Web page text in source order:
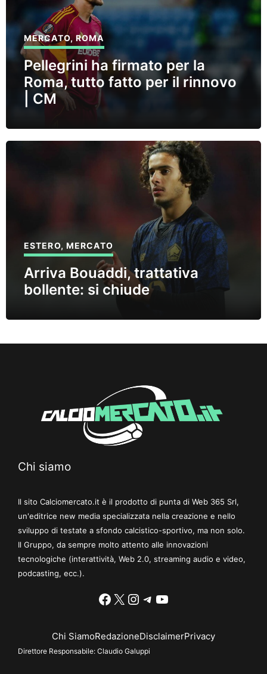
MERCATO,ROMA
Pellegrini ha firmato per la
Roma, tutto fatto per il rinnovo
| CM
ESTERO, MERCATO
Arriva Bouaddi, trattativa
bollente: si chiude
Chi siamo
Il sito Calciomercato.it è il prodotto di punta di Web 365 Srl,
un'editrice new media specializzata nella creazione e nello
sviluppo di testate a sfondo calcistico-sportivo, ma non solo.
Il Gruppo, da sempre molto attento alle innovazioni
tecnologiche (interattività, Web 2.0, streaming audio e video,
podcasting, ecc.).
Facebook
X Instagram
Telegram
YouTube
Chi SiamoRedazioneDisclaimerPrivacy
Direttore Responsabile: Claudio Galuppi